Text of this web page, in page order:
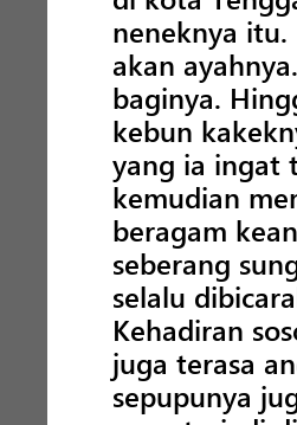
neneknya itu.
akan
baginya.
kebun
yang ia ingat
kemudian
beragam
seberang
selalu
Kehadiran
juga terasa
sepupunya